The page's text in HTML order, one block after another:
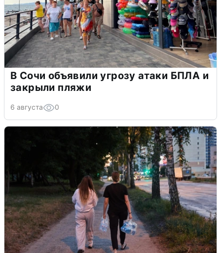
В Сочи объявили угрозу атаки БПЛА и
закрыли пляжи
6 августа 0